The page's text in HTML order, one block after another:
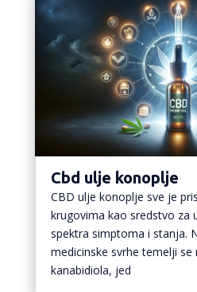
Cbd ulje konoplje
CBD ulje konoplje sve je
krugovima kao sredstvo za
spektra simptoma i stanja.
medicinske svrhe temelji se
kanabidiola, jed